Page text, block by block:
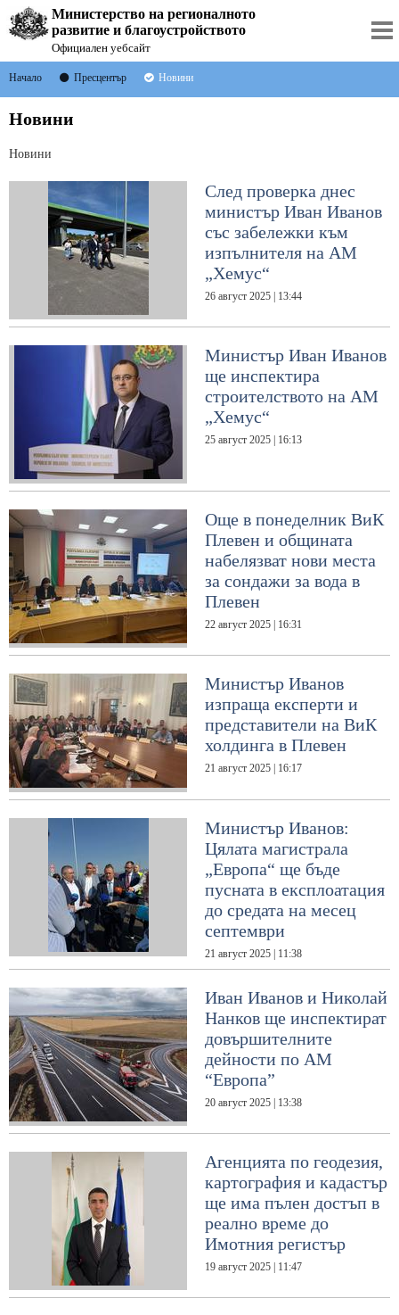
Министерство на регионалното
развитие и благоустройството
Официален уебсайт
Начало Пресцентър Новини
Новини
Новини
След проверка днес
министър Иван Иванов
със забележки към
изпълнителя на АМ
„Хемус“
26 август 2025 | 13:44
Министър Иван Иванов
ще инспектира
строителството на АМ
„Хемус“
25 август 2025 | 16:13
Още в понеделник ВиК
Плевен и общината
набелязват нови места
за сондажи за вода в
Плевен
22 август 2025 | 16:31
Министър Иванов
изпраща експерти и
представители на ВиК
холдинга в Плевен
21 август 2025 | 16:17
Министър Иванов:
Цялата магистрала
„Европа“ ще бъде
пусната в експлоатация
до средата на месец
септември
21 август 2025 | 11:38
Иван Иванов и Николай
Нанков ще инспектират
довършителните
дейности по АМ
“Европа”
20 август 2025 | 13:38
Агенцията по геодезия,
картография и кадастър
ще има пълен достъп в
реално време до
Имотния регистър
19 август 2025 | 11:47